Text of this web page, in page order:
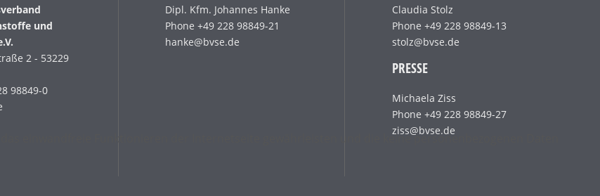
und
2 - 53229
98849-0
Dipl. Kfm. Johannes Hanke
Phone +49 228 98849-21
hanke@bvse.de
Claudia Stolz
Phone +49 228 98849-13
stolz@bvse.de
PRESSE
Michaela Ziss
Phone +49 228 98849-27
ziss@bvse.de
einwandfreie Funktionieren der Internetseite gewährleisten und die keine personenbezogenen Daten